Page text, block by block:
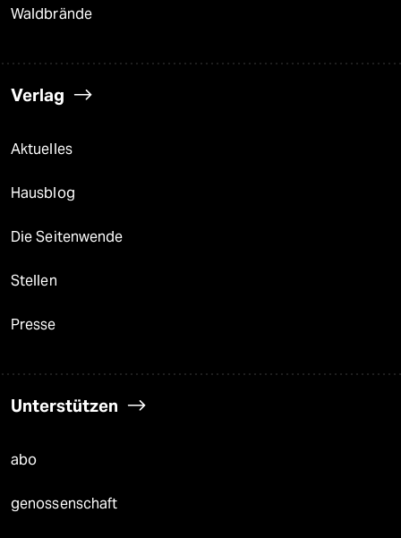
Waldbrände
Verlag
Aktuelles
Hausblog
Die Seitenwende
Stellen
Presse
Unterstützen
abo
genossenschaft